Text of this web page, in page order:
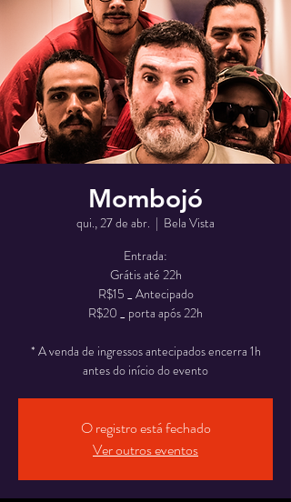
Mombojó
qui., 27 de abr.
  |
Bela Vista
Entrada:
Grátis até 22h
R$15 _ Antecipado
R$20 _ porta após 22h
* A venda de ingressos antecipados encerra 1h
antes do início do evento
O registro está fechado
Ver outros eventos